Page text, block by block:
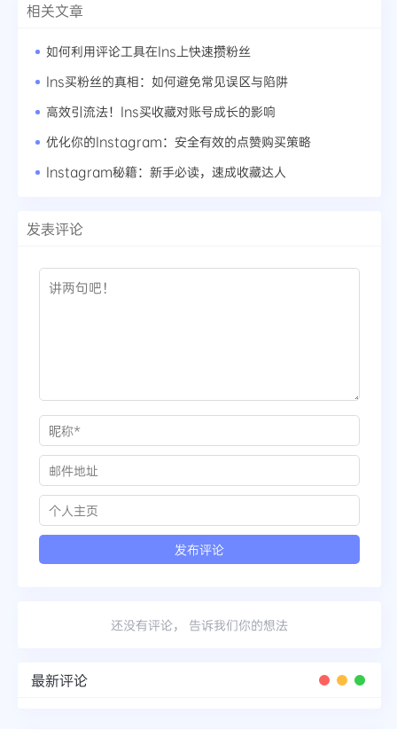
相关文章
如何利用评论工具在Ins上快速攒粉丝
Ins买粉丝的真相：如何避免常见误区与陷阱
高效引流法！Ins买收藏对账号成长的影响
优化你的Instagram：安全有效的点赞购买策略
Instagram秘籍：新手必读，速成收藏达人
发表评论
还没有评论， 告诉我们你的想法
最新评论